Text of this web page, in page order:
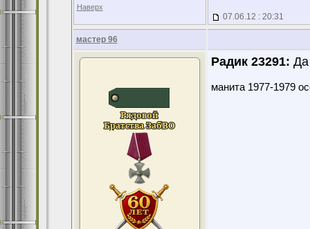
Наверх
07.06.12 : 20:31
мастер 96
Радик 23291: Да
манита 1977-1979